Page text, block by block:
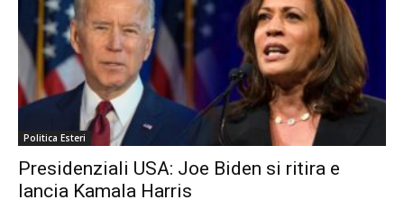
Politica Esteri
Presidenziali USA: Joe Biden si ritira e
lancia Kamala Harris